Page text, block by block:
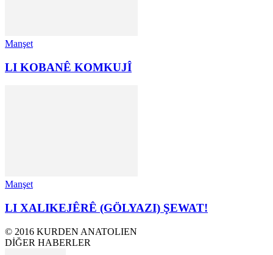
Manşet
LI KOBANÊ KOMKUJÎ
Manşet
LI XALIKEJÊRÊ (GÖLYAZI) ŞEWAT!
© 2016 KURDEN ANATOLIEN
DİĞER HABERLER